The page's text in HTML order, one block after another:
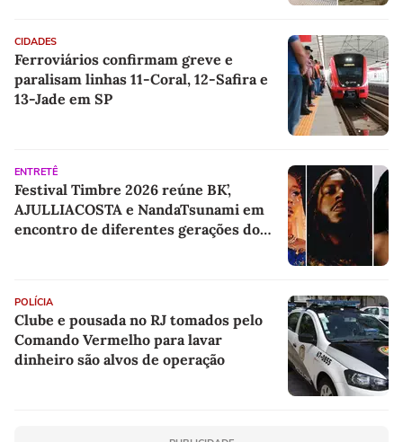
CIDADES
Ferroviários confirmam greve e
paralisam linhas 11-Coral, 12-Safira e
13-Jade em SP
ENTRETÊ
Festival Timbre 2026 reúne BK’,
AJULLIACOSTA e NandaTsunami em
encontro de diferentes gerações do
POLÍCIA
Clube e pousada no RJ tomados pelo
Comando Vermelho para lavar
dinheiro são alvos de operação